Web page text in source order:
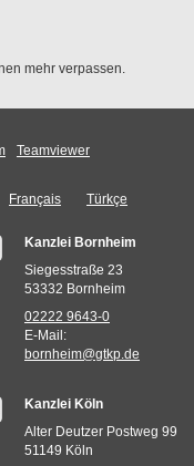
mehr verpassen.
Teamviewer
Français Türkçe
Kanzlei Bornheim
Siegesstraße 23
53332 Bornheim
02222 9643-0
E-Mail:
bornheim@gtkp.de
Kanzlei Köln
Alter Deutzer Postweg 99
51149 Köln